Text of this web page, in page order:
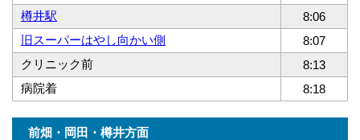
樽井駅
8:06
旧スーパーはやし向かい側
8:07
クリニック前
8:13
病院着
8:18
前畑・岡田・樽井方面